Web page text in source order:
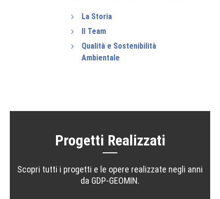
La Storia
Il Team
Qualità e Sostenibilità
Ambientale
Progetti Realizzati
Scopri tutti i progetti e le opere realizzate negli anni
da GDP-GEOMIN.